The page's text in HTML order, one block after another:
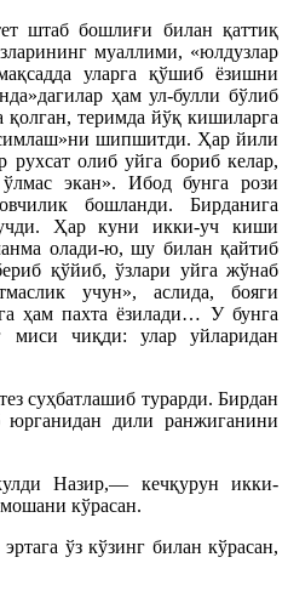
штаб бошлиғи билан қаттиқ
муаллими, «юлдузлар
уларга қўшиб ёзишни
ҳам ул-булли бўлиб
теримда йўқ кишиларга
шипшитди. Ҳар йили
рухсат олиб уйга бориб келар,
экан». Ибод бунга рози
бошланди. Бирданига
учди. Ҳар куни икки-уч киши
олади-ю, шу билан қайтиб
қўйиб, ўзлари уйга жўнаб
учун», аслида, бояги
ҳам пахта ёзилади… У бунга
миси чиқди: улар уйларидан
суҳбатлашиб турарди. Бирдан
дили ранжиганини
Назир,— кечқурун икки-
кўрасан.
ўз кўзинг билан кўрасан,